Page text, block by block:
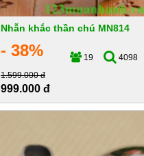
Nhẫn khắc thần chú MN814
- 38% 19
4098
1.599.000 đ
999.000 đ